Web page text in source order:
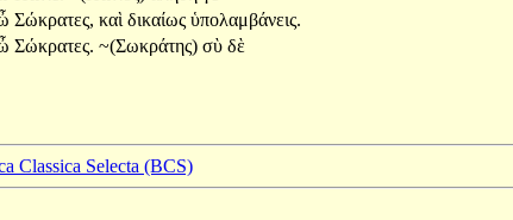
Σώκρατες, καὶ δικαίως ὑπολαμβάνεις.
Σώκρατες. ~(Σωκράτης) σὺ δὲ
Classica Selecta (BCS)